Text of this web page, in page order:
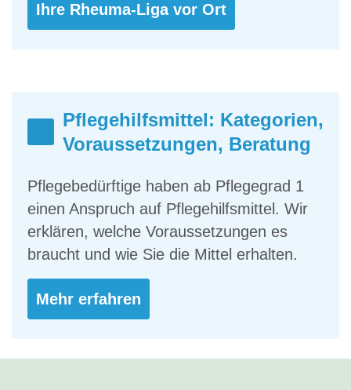
Ihre Rheuma-Liga vor Ort
Pflegehilfsmittel: Kategorien,
Voraussetzungen, Beratung
Pflegebedürftige haben ab Pflegegrad 1
einen Anspruch auf Pflegehilfsmittel. Wir
erklären, welche Voraussetzungen es
braucht und wie Sie die Mittel erhalten.
Mehr erfahren